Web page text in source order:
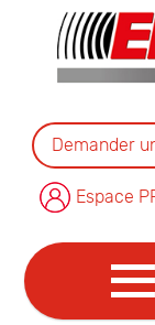
Demander
Espace